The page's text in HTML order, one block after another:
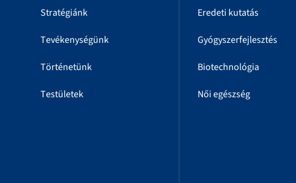
Stratégiánk
Tevékenységünk
Történetünk
Testületek
Eredeti kutatás
Gyógyszerfejlesztés
Biotechnológia
Női egészség